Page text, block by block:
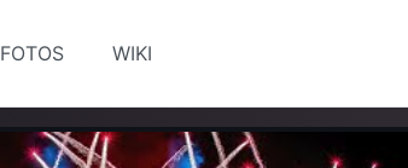
FOTOS WIKI